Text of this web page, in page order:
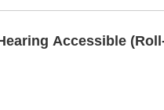
Accessible